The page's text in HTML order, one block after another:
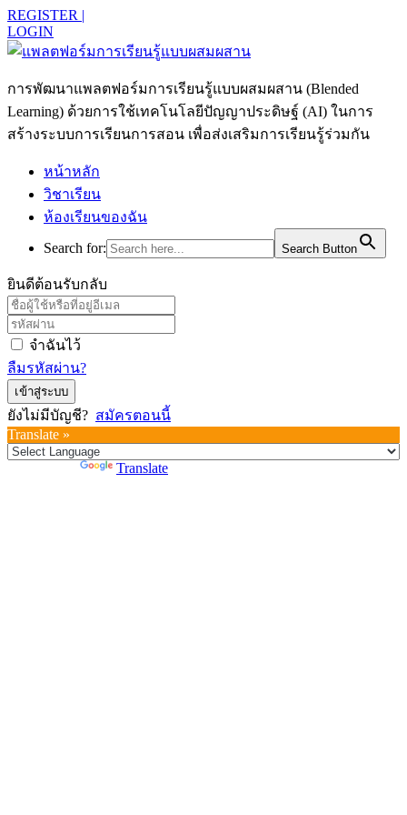
REGISTER |
LOGIN
การพัฒนาแพลตฟอร์มการเรียนรู้แบบผสมผสาน (Blended
Learning) ด้วยการใช้เทคโนโลยีปัญญาประดิษฐ์ (AI) ในการ
สร้างระบบการเรียนการสอน เพื่อส่งเสริมการเรียนรู้ร่วมกัน
หน้าหลัก
วิชาเรียน
ห้องเรียนของฉัน
Search for:
Search Button
ยินดีต้อนรับกลับ
จำฉันไว้
ลืมรหัสผ่าน?
เข้าสู่ระบบ
ยังไม่มีบัญชี? สมัครตอนนี้
Translate »
Translate